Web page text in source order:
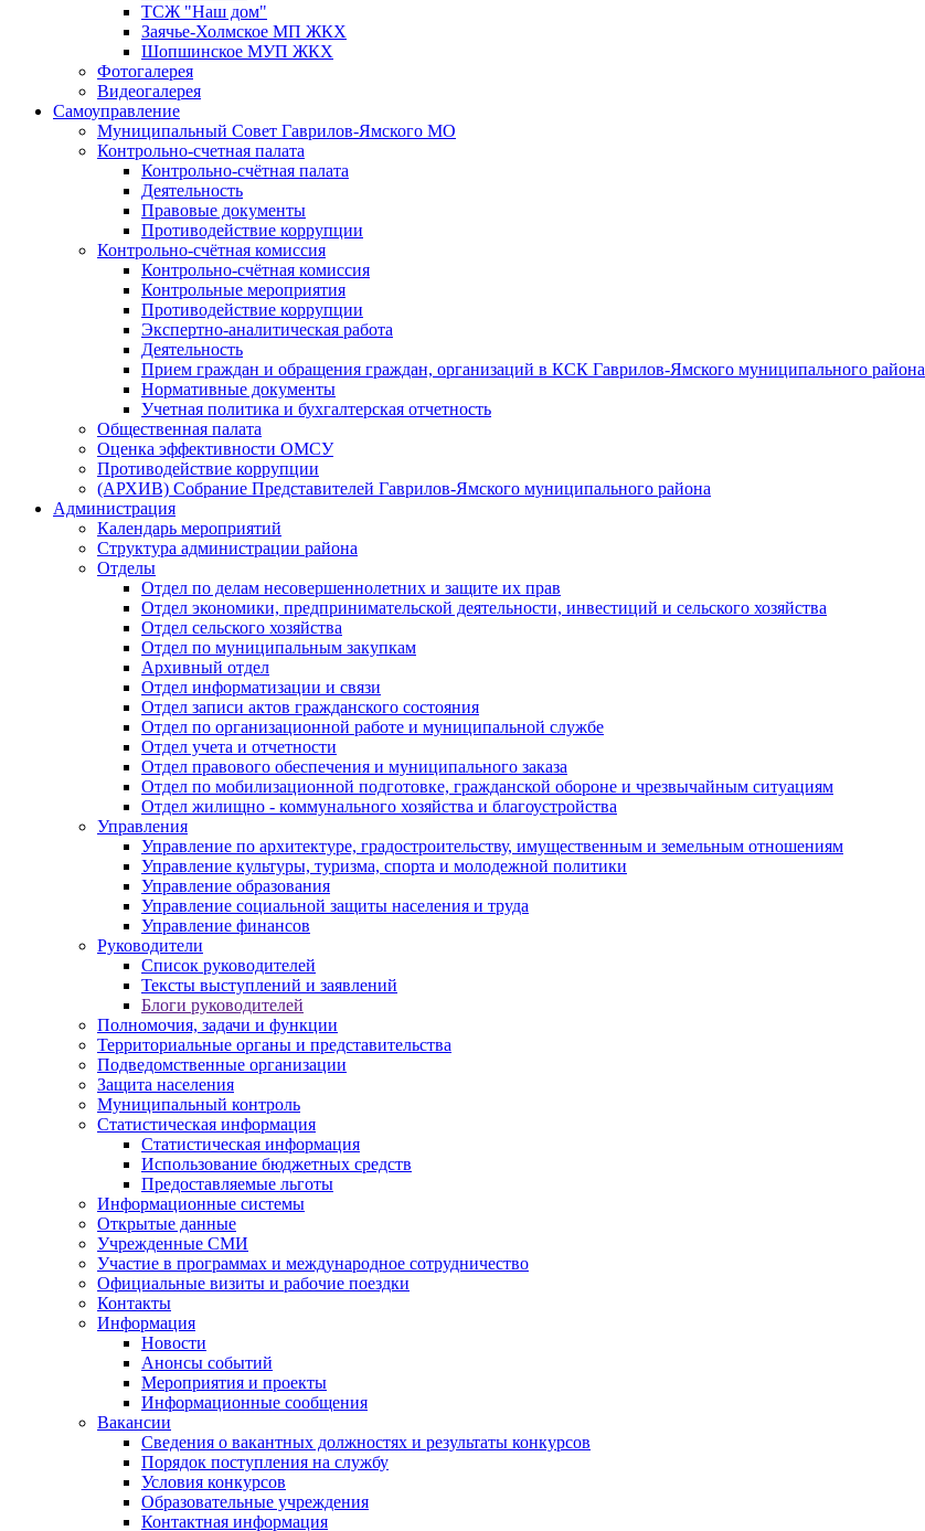
ТСЖ "Наш дом"
Заячье-Холмское МП ЖКХ
Шопшинское МУП ЖКХ
Фотогалерея
Видеогалерея
Самоуправление
Муниципальный Совет Гаврилов-Ямского МО
Контрольно-счетная палата
Контрольно-счётная палата
Деятельность
Правовые документы
Противодействие коррупции
Контрольно-счётная комиссия
Контрольно-счётная комиссия
Контрольные мероприятия
Противодействие коррупции
Экспертно-аналитическая работа
Деятельность
Прием граждан и обращения граждан, организаций в КСК Гаврилов-Ямского муниципального района
Нормативные документы
Учетная политика и бухгалтерская отчетность
Общественная палата
Оценка эффективности ОМСУ
Противодействие коррупции
(АРХИВ) Собрание Представителей Гаврилов-Ямского муниципального района
Администрация
Календарь мероприятий
Структура администрации района
Отделы
Отдел по делам несовершеннолетних и защите их прав
Отдел экономики, предпринимательской деятельности, инвестиций и сельского хозяйства
Отдел сельского хозяйства
Отдел по муниципальным закупкам
Архивный отдел
Отдел информатизации и связи
Отдел записи актов гражданского состояния
Отдел по организационной работе и муниципальной службе
Отдел учета и отчетности
Отдел правового обеспечения и муниципального заказа
Отдел по мобилизационной подготовке, гражданской обороне и чрезвычайным ситуациям
Отдел жилищно - коммунального хозяйства и благоустройства
Управления
Управление по архитектуре, градостроительству, имущественным и земельным отношениям
Управление культуры, туризма, спорта и молодежной политики
Управление образования
Управление социальной защиты населения и труда
Управление финансов
Руководители
Список руководителей
Тексты выступлений и заявлений
Блоги руководителей
Полномочия, задачи и функции
Территориальные органы и представительства
Подведомственные организации
Защита населения
Муниципальный контроль
Статистическая информация
Статистическая информация
Использование бюджетных средств
Предоставляемые льготы
Информационные системы
Открытые данные
Учрежденные СМИ
Участие в программах и международное сотрудничество
Официальные визиты и рабочие поездки
Контакты
Информация
Новости
Анонсы событий
Мероприятия и проекты
Информационные сообщения
Вакансии
Сведения о вакантных должностях и результаты конкурсов
Порядок поступления на службу
Условия конкурсов
Образовательные учреждения
Контактная информация